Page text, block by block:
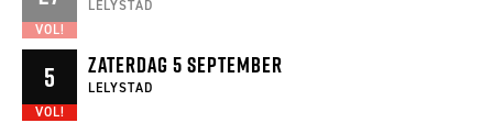
VOL!
LELYSTAD
5
VOL!
ZATERDAG 5 SEPTEMBER
LELYSTAD